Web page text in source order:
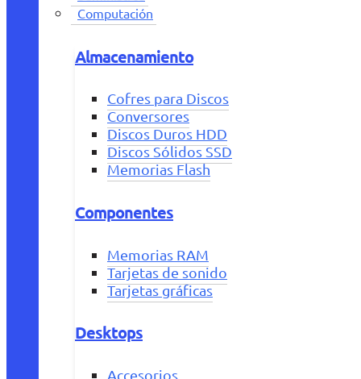
Computación
Almacenamiento
Cofres para Discos
Conversores
Discos Duros HDD
Discos Sólidos SSD
Memorias Flash
Componentes
Memorias RAM
Tarjetas de sonido
Tarjetas gráficas
Desktops
Accesorios